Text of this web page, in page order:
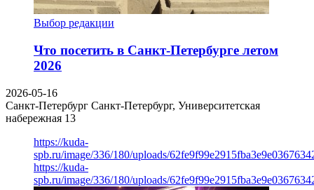
Выбор редакции
Что посетить в Санкт-Петербурге летом
2026
2026-05-16
Санкт-Петербург Санкт-Петербург, Университетская
набережная 13
https://kuda-
spb.ru/image/336/180/uploads/
https://kuda-
spb.ru/image/336/180/uploads/